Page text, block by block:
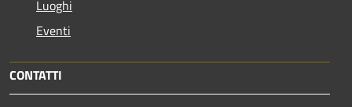
Luoghi
Eventi
CONTATTI